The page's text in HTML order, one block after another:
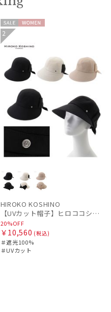
セー
ル
N
2
HIROKO KOSHINO
【UVカット帽子】ヒロココシノ（HIROKO KOSHINO）リボンジョッキー 遮光100 UV100 手洗いOK サイズ調整
20%OFF
￥10,560 (税込)
＃遮光100%
＃UVカット